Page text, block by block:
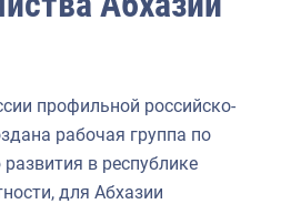
литература
профильной российско-
рабочая группа по
в республике
для Абхазии